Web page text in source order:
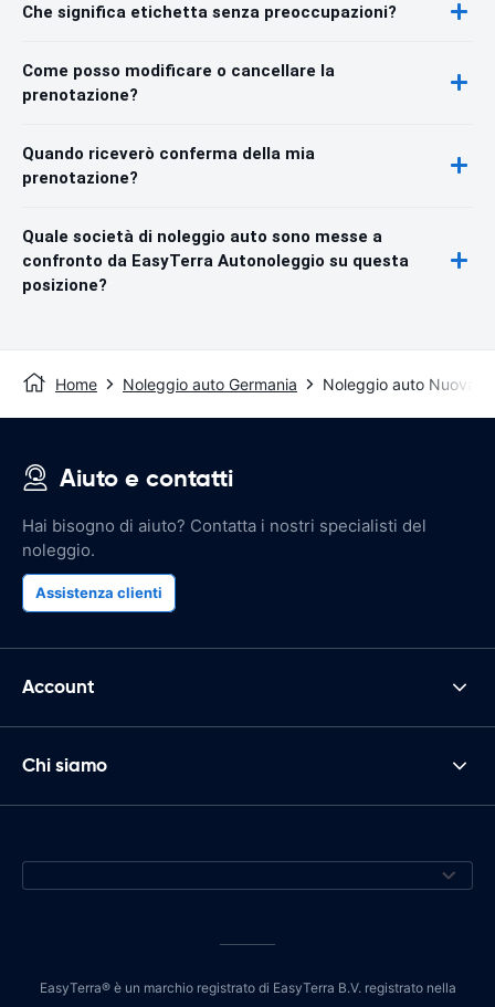
Che significa etichetta senza preoccupazioni?
Come posso modificare o cancellare la
prenotazione?
Quando riceverò conferma della mia
prenotazione?
Quale società di noleggio auto sono messe a
confronto da EasyTerra Autonoleggio su questa
posizione?
Home Noleggio auto Germania Noleggio auto Nuova-
Aiuto e contatti
Hai bisogno di aiuto? Contatta i nostri specialisti del
noleggio.
Assistenza clienti
Account
Chi siamo
EasyTerra® è un marchio registrato di EasyTerra B.V. registrato nella